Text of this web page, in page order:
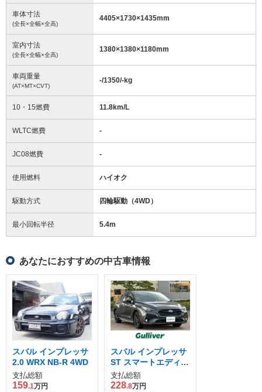
車体寸法
(全長×全幅×全高)
4405×1730×1435mm
室内寸法
(全長×全幅×全高)
1380×1380×1180mm
車両重量
(AT×MT×CVT)
-/1350/-kg
10・15燃費 11.8km/L
WLTC燃費 -
JC08燃費 -
使用燃料 ハイオク
駆動方式 四輪駆動（4WD）
最小回転半径 5.4m
あなたにおすすめの中古車情報
スバル インプレッサ
2.0 WRX NB-R 4WD
支払総額
159.1万円
スバル インプレッサ
ST スマートエディシ
ョン
支払総額
228.8万円